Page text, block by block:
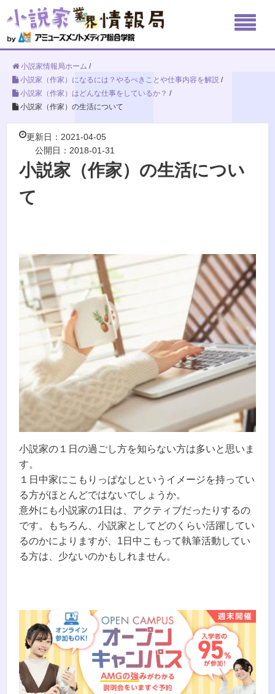
小説家情報局ホーム /
小説家（作家）になるには？やるべきことや仕事内容を解説 /
小説家（作家）はどんな仕事をしているか？ /
小説家（作家）の生活について
更新日：2021-04-05
公開日：2018-01-31
小説家（作家）の生活につい
て
小説家の１日の過ごし方を知らない方は多いと思いま
す。
１日中家にこもりっぱなしというイメージを持ってい
る方がほとんどではないでしょうか。
意外にも小説家の1日は、アクティブだったりするの
です。もちろん、小説家としてどのくらい活躍してい
るのかによりますが、1日中こもって執筆活動してい
る方は、少ないのかもしれません。